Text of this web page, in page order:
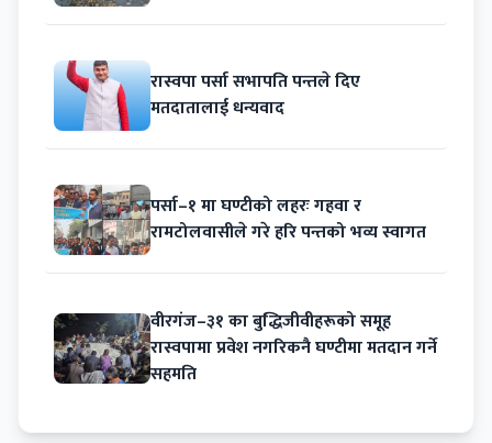
रास्वपा पर्सा सभापति पन्तले दिए
मतदातालाई धन्यवाद
पर्सा–१ मा घण्टीको लहरः गहवा र
रामटोलवासीले गरे हरि पन्तको भव्य स्वागत
वीरगंज–३१ का बुद्धिजीवीहरूको समूह
रास्वपामा प्रवेश नगरिकनै घण्टीमा मतदान गर्ने
सहमति